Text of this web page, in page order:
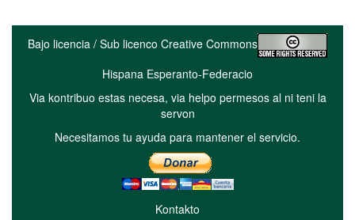
Bajo licencia / Sub licenco Creative Commons
Hispana Esperanto-Federacio
Via kontribuo estas necesa, via helpo permesos al ni teni la
servon
Necesitamos tu ayuda para mantener el servicio.
Kontakto